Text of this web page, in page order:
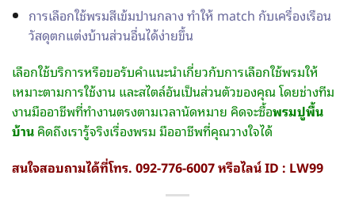
การเลือกใช้พรมสีเข้มปานกลาง ทำให้ match กับเครื่องเรือน
วัสดุตกแต่งบ้านส่วนอื่นได้ง่ายขึ้น
เลือกใช้บริการหรือขอรับคำแนะนำเกี่ยวกับการเลือกใช้พรมให้
เหมาะตามการใช้งาน และสไตล์อันเป็นส่วนตัวของคุณ โดยช่างทีม
งานมืออาชีพที่ทำงานตรงตามเวลานัดหมาย คิดจะซื้อพรมปูพื้น
บ้านคิดถึงเรารู้จริงเรื่องพรม มืออาชีพที่คุณวางใจได้
สนใจสอบถามได้ที่โทร. 092-776-6007 หรือไลน์ ID : LW99